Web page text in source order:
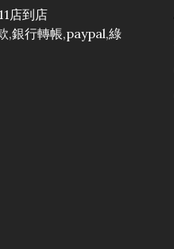
店到店
,銀行轉帳,paypal,綠